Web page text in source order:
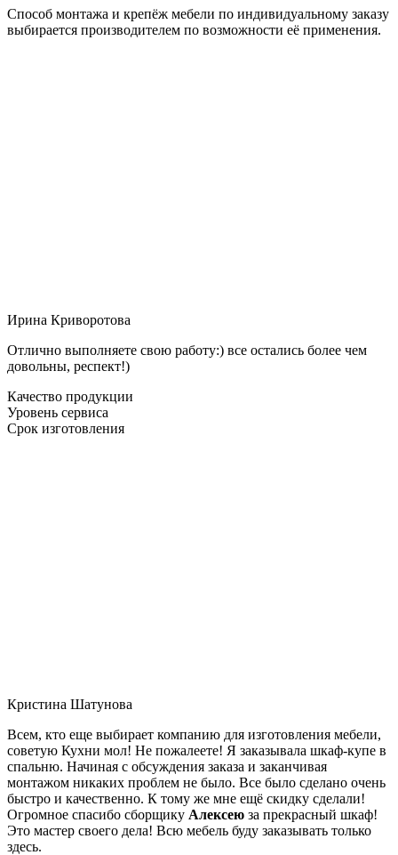
Способ монтажа и крепёж мебели по индивидуальному заказу
выбирается производителем по возможности её применения.
Ирина Криворотова
Отлично выполняете свою работу:) все остались более чем
довольны, респект!)
Качество продукции
Уровень сервиса
Срок изготовления
Кристина Шатунова
Всем, кто еще выбирает компанию для изготовления мебели,
советую Кухни мол! Не пожалеете! Я заказывала шкаф-купе в
спальню. Начиная с обсуждения заказа и заканчивая
монтажом никаких проблем не было. Все было сделано очень
быстро и качественно. К тому же мне ещё скидку сделали!
Огромное спасибо сборщику Алексею за прекрасный шкаф!
Это мастер своего дела! Всю мебель буду заказывать только
здесь.